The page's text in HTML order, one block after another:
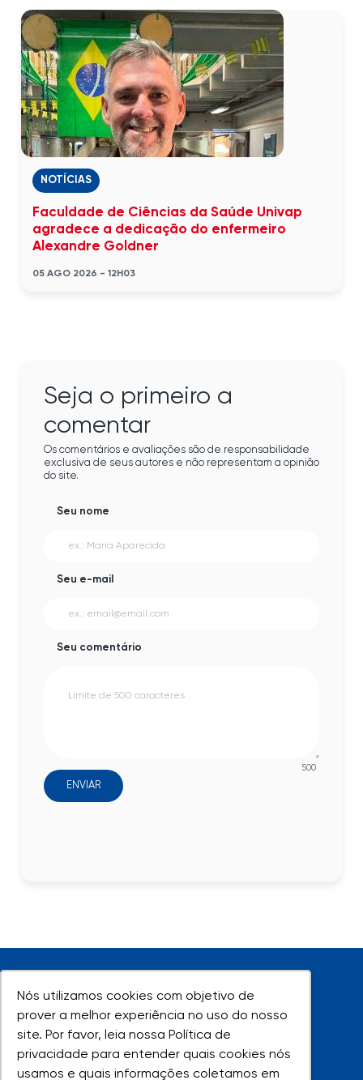
Nós utilizamos cookies com objetivo de
prover a melhor experiência no uso do nosso
site. Por favor, leia nossa Política de
privacidade para entender quais cookies nós
usamos e quais informações coletamos em
Nós utilizamos cookies com objetivo de
prover a melhor experiência no uso do nosso
site. Por favor, leia nossa Política de
privacidade para entender quais cookies nós
usamos e quais informações coletamos em
NOTÍCIAS
Faculdade de Ciências da Saúde Univap
agradece a dedicação do enfermeiro
Alexandre Goldner
05 AGO 2026 - 12H03
Seja o primeiro a
comentar
Os comentários e avaliações são de responsabilidade
exclusiva de seus autores e não representam a opinião
do site.
Seu nome
Seu e-mail
Seu comentário
500
ENVIAR
UNIVAP - Todos os direitos reservados